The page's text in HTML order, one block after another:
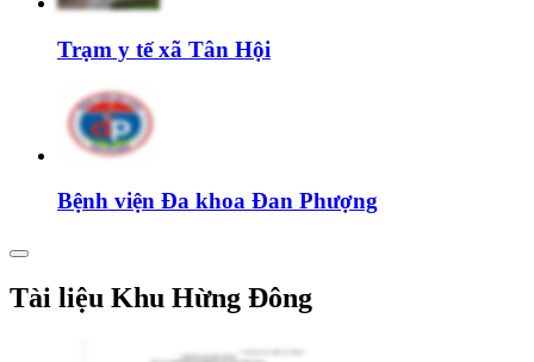
Trạm y tế xã Tân Hội
Bệnh viện Đa khoa Đan Phượng
Tài liệu Khu Hừng Đông